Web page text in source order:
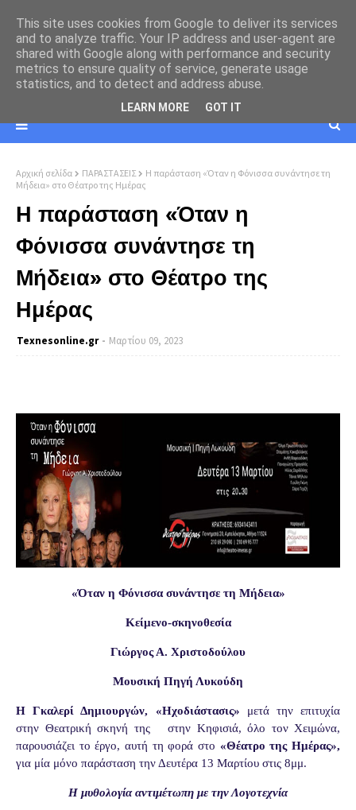
Αρχική σελίδα ΠΑΡΑΣΤΑΣΕΙΣ
Η παράσταση «Όταν η Φόνισσα συνάντησε τη
Μήδεια» στο Θέατρο της Ημέρας
Η παράσταση «Όταν η
Φόνισσα συνάντησε τη
Μήδεια» στο Θέατρο της
Ημέρας
Texnesοnline.gr Μαρτίου 09, 2023
«Όταν η Φόνισσα συνάντησε τη Μήδεια»
Κείμενο-σκηνοθεσία
Γιώργος Α. Χριστοδούλου
Μουσική Πηγή Λυκούδη
Η Γκαλερί Δημιουργών, «Ηχοδιάστασις» μετά την επιτυχία
στην Θεατρική σκηνή της
στην Κηφισιά, όλο τον Χειμώνα,
παρουσιάζει το έργο, αυτή τη φορά στο «Θέατρο της Ημέρας»,
για μία μόνο παράσταση την Δευτέρα 13 Μαρτίου στις 8μμ.
Η μυθολογία αντιμέτωπη με την Λογοτεχνία
This site uses cookies from Google to deliver its services
and to analyze traffic. Your IP address and user-agent are
shared with Google along with performance and security
metrics to ensure quality of service, generate usage
statistics, and to detect and address abuse.
LEARN MORE GOT IT